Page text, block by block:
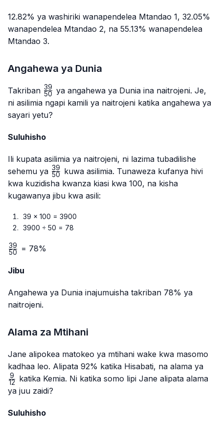
12.82% ya washiriki wanapendelea Mtandao 1, 32.05%
wanapendelea Mtandao 2, na 55.13% wanapendelea
Mtandao 3.
Angahewa ya Dunia
Takriban \frac{39}
{50}
50
39 ya angahewa ya Dunia ina naitrojeni. Je,
ni asilimia ngapi kamili ya naitrojeni katika angahewa ya
sayari yetu?
Suluhisho
Ili kupata asilimia ya naitrojeni, ni lazima tubadilishe
sehemu ya \frac{39}
{50}
50
39
kuwa asilimia. Tunaweza kufanya hivi
kwa kuzidisha kwanza kiasi kwa 100, na kisha
kugawanya jibu kwa asili:
39 × 100 = 3900
3900 ÷ 50 = 78
\frac{39}
50
39 = 78%
Jibu
Angahewa ya Dunia inajumuisha takriban 78% ya
naitrojeni.
Alama za Mtihani
Jane alipokea matokeo ya mtihani wake kwa masomo
kadhaa leo. Alipata 92% katika Hisabati, na alama ya
12
9
katika Kemia. Ni katika somo lipi Jane alipata alama
ya juu zaidi?
Suluhisho